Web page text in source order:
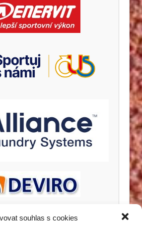
souhlas s cookies